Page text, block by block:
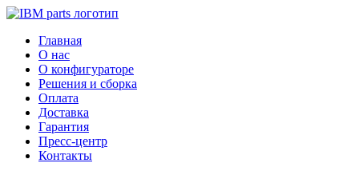
Главная
О нас
О конфигураторе
Решения и сборка
Оплата
Доставка
Гарантия
Пресс-центр
Контакты